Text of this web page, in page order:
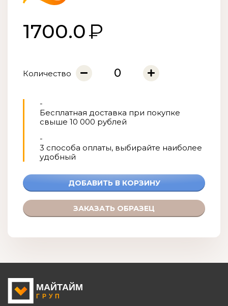
1700.0
Количество
-
Бесплатная доставка при покупке
свыше 10 000 рублей
-
3 способа оплаты, выбирайте наиболее
удобный